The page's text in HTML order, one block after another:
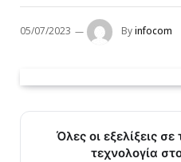
05/07/2023 Byinfocom
Όλες οι εξελίξεις
τεχνολογία